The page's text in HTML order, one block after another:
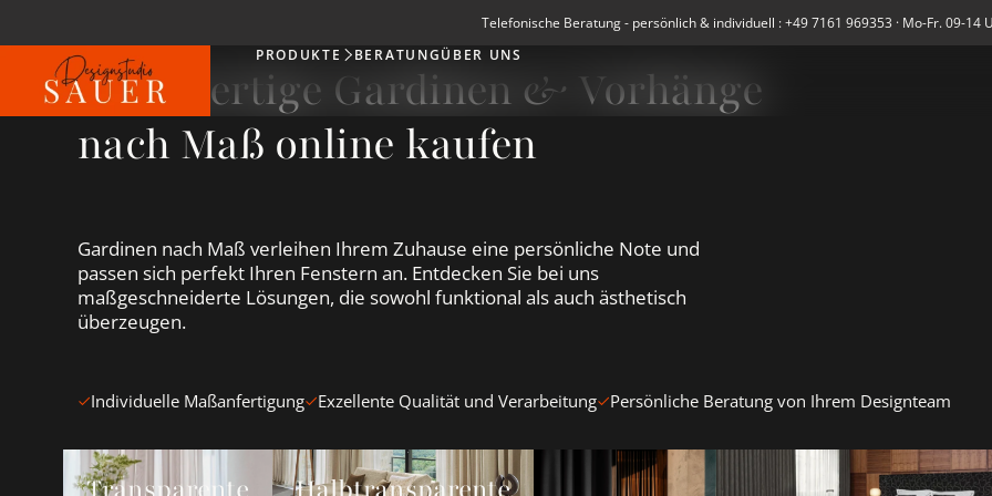
Telefonische Beratung - persönlich & individuell : +49 7161 969353 · Mo-Fr. 09-14
Produkte
PRODUKTE BERATUNGÜBER UNS
Hochwertige Gardinen & Vorhänge
nach Maß online kaufen
Gardinen nach Maß verleihen Ihrem Zuhause eine persönliche Note und
passen sich perfekt Ihren Fenstern an. Entdecken Sie bei uns
maßgeschneiderte Lösungen, die sowohl funktional als auch ästhetisch
überzeugen.
Individuelle Maßanfertigung Exzellente Qualität und Verarbeitung Persönliche Beratung von Ihrem Designteam
Transparente Gardinen &amp; Vorhänge ansehenHalbtransparente Gardinen &amp; Vorhänge ansehen
Blickdichte Vorhänge ansehenVerdunkelungsvorhänge